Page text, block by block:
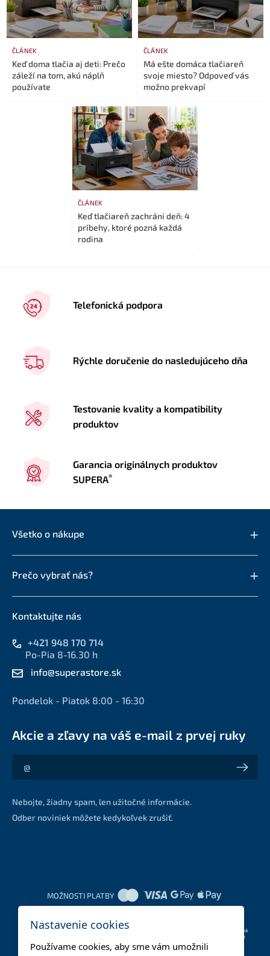
ČLÁNEK
Keď doma tlačia aj deti: Prečo
záleží na tom, akú náplň
používate
ČLÁNEK
Má ešte domáca tlačiareň
svoje miesto? Odpoveď vás
možno prekvapí
ČLÁNEK
Keď tlačiareň zachráni deň: 4
príbehy, ktoré pozná každá
rodina
Telefonická podpora
Rýchle doručenie do nasledujúceho dňa
Testovanie kvality a kompatibility
produktov
Garancia originálnych produktov
SUPERA®
Všetko o nákupe
Prečo vybrať nás?
Kontaktujte nás
+421 948 170 714
Po-Pia 8-16.30 h
info@superastore.sk
Pondelok - Piatok 8:00 - 16:30
Akcie a zľavy na váš e-mail z prvej ruky
Akcie a zľavy na váš e-mail z prvej ruky
Nebojte, žiadny spam, len užitočné informácie.
Odber noviniek môžete kedykoľvek zrušiť.
MOŽNOSTI PLATBY
Nastavenie cookies
Používame cookies, aby sme vám umožnili